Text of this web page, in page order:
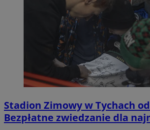
Stadion Zimowy w Tychach
Bezpłatne zwiedzanie dla